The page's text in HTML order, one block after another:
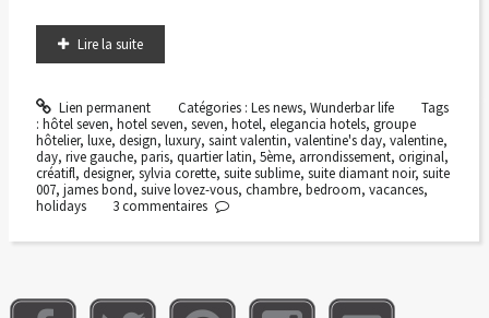
Lire la suite
Lien permanent Catégories : Les news, Wunderbar life
Tags
: hôtel seven, hotel seven, seven, hotel, elegancia hotels, groupe
hôtelier, luxe, design, luxury, saint valentin, valentine's day, valentine,
day, rive gauche, paris, quartier latin, 5ème, arrondissement, original,
créatifl, designer, sylvia corette, suite sublime, suite diamant noir, suite
007, james bond, suive lovez-vous, chambre, bedroom, vacances,
holidays
3commentaires